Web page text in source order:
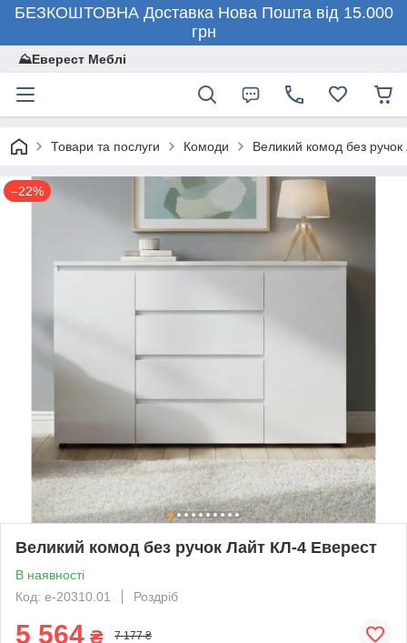
БЕЗКОШТОВНА Доставка Нова Пошта від 15.000
грн
⛰️Еверест Меблі
Товари та послуги Комоди Великий комод без
–22%
Великий комод без ручок Лайт КЛ-4 Еверест
В наявності
Код: е-20310.01
Роздріб
5 564 ₴ 7 177 ₴